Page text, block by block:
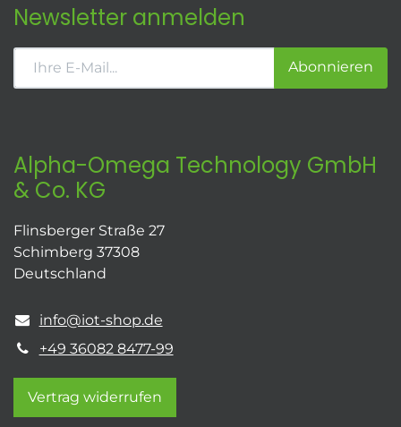
Newsletter anmelden
Abonnieren
Alpha-Omega Technology GmbH
& Co. KG
Flinsberger Straße 27
Schimberg 37308
Deutschland
info@iot-shop.de
+49 36082 8477-99
Vertrag widerrufen